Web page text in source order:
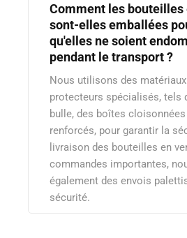
Comment les bouteilles
sont-elles emballées
qu'elles ne soient
pendant le transport ?
Nous utilisons des
protecteurs spécialisés, tels
bulle, des boîtes
renforcés, pour garantir la
livraison des bouteilles en
commandes importantes,
également des envois
sécurité.